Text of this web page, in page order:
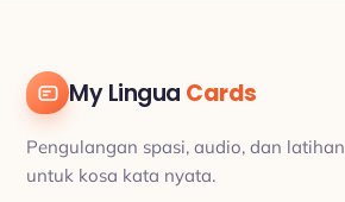
My Lingua Cards
Pengulangan spasi, audio, dan latihan
untuk kosa kata nyata.